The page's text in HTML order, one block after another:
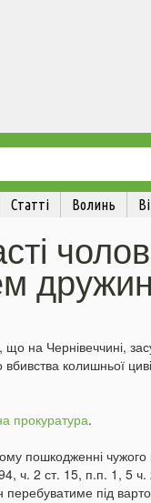
Статті Волинь
на Чернівеччині,
колишньої
прокуратура.
пошкодженні
ч. 2 ст. 15, п.п. 1, 5
перебуватиме під